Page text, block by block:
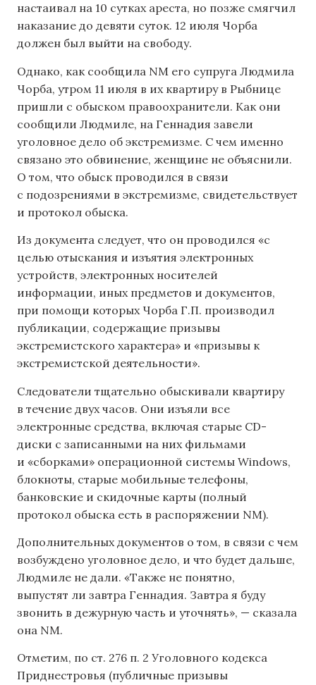
настаивал на 10 сутках ареста, но позже смягчил
наказание до девяти суток. 12 июля Чорба
должен был выйти на свободу.
Однако, как сообщила NM его супруга Людмила
Чорба, утром 11 июля в их квартиру в Рыбнице
пришли с обыском правоохранители. Как они
сообщили Людмиле, на Геннадия завели
уголовное дело об экстремизме. С чем именно
связано это обвинение, женщине не объяснили.
О том, что обыск проводился в связи
с подозрениями в экстремизме, свидетельствует
и протокол обыска.
Из документа следует, что он проводился «с
целью отыскания и изъятия электронных
устройств, электронных носителей
информации, иных предметов и документов,
при помощи которых Чорба Г.П. производил
публикации, содержащие призывы
экстремистского характера» и «призывы к
экстремистской деятельности».
Следователи тщательно обыскивали квартиру
в течение двух часов. Они изъяли все
электронные средства, включая старые CD-
диски с записанными на них фильмами
и «сборками» операционной системы Windows,
блокноты, старые мобильные телефоны,
банковские и скидочные карты (полный
протокол обыска есть в распоряжении NM).
Дополнительных документов о том, в связи с чем
возбуждено уголовное дело, и что будет дальше,
Людмиле не дали. «Также не понятно,
выпустят ли завтра Геннадия. Завтра я буду
звонить в дежурную часть и уточнять», — сказала
она NM.
Отметим, по ст. 276 п. 2 Уголовного кодекса
Приднестровья (публичные призывы